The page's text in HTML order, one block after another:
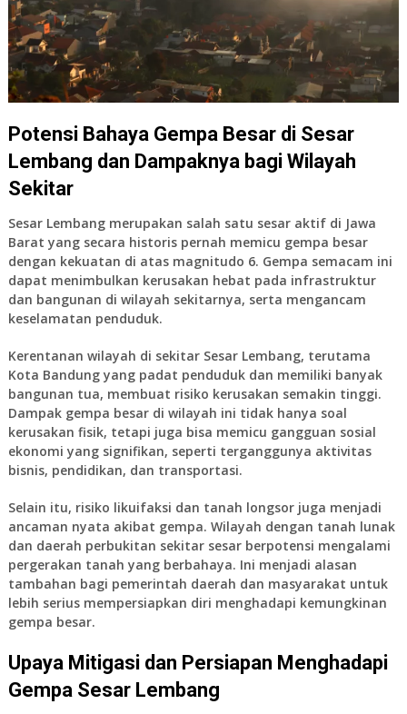
Potensi Bahaya Gempa Besar di Sesar
Lembang dan Dampaknya bagi Wilayah
Sekitar
Sesar Lembang merupakan salah satu sesar aktif di Jawa
Barat yang secara historis pernah memicu gempa besar
dengan kekuatan di atas magnitudo 6. Gempa semacam ini
dapat menimbulkan kerusakan hebat pada infrastruktur
dan bangunan di wilayah sekitarnya, serta mengancam
keselamatan penduduk.
Kerentanan wilayah di sekitar Sesar Lembang, terutama
Kota Bandung yang padat penduduk dan memiliki banyak
bangunan tua, membuat risiko kerusakan semakin tinggi.
Dampak gempa besar di wilayah ini tidak hanya soal
kerusakan fisik, tetapi juga bisa memicu gangguan sosial
ekonomi yang signifikan, seperti terganggunya aktivitas
bisnis, pendidikan, dan transportasi.
Selain itu, risiko likuifaksi dan tanah longsor juga menjadi
ancaman nyata akibat gempa. Wilayah dengan tanah lunak
dan daerah perbukitan sekitar sesar berpotensi mengalami
pergerakan tanah yang berbahaya. Ini menjadi alasan
tambahan bagi pemerintah daerah dan masyarakat untuk
lebih serius mempersiapkan diri menghadapi kemungkinan
gempa besar.
Upaya Mitigasi dan Persiapan Menghadapi
Gempa Sesar Lembang